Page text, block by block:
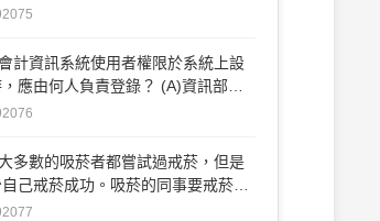
加 (D)不變
計資訊系統使用者權限於系統上設
應由何人負責登錄？ (A)資訊部門
(B)總經理 (C)使用者本身 (D)會計主
多數的吸菸者都嘗試過戒菸，但是
己戒菸成功。吸菸的同事要戒菸，
議他是無效的？ (A)鼓勵他撥打戒